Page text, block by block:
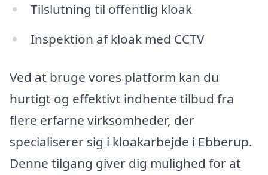
Tilslutning til offentlig kloak
Inspektion af kloak med CCTV
Ved at bruge vores platform kan du
hurtigt og effektivt indhente tilbud fra
flere erfarne virksomheder, der
specialiserer sig i kloakarbejde i Ebberup.
Denne tilgang giver dig mulighed for at